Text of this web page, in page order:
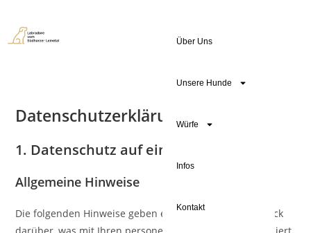
Über Uns
Unsere Hunde
Würfe
Infos
Kontakt
Datenschutz­erklärung
1. Datenschutz auf einen Blick
Allgemeine Hinweise
Die folgenden Hinweise geben einen einfachen Überblick